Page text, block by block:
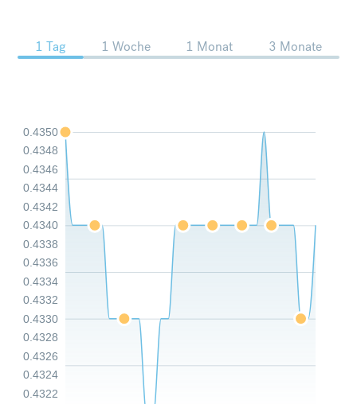
1 Tag 1 Woche 1 Monat 3 Monate
0.4322
0.4324
0.4326
0.4328
0.4330
0.4332
0.4334
0.4336
0.4338
0.4340
0.4342
0.4344
0.4346
0.4348
0.4350